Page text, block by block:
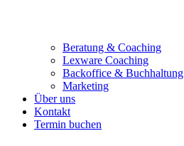
Beratung & Coaching
Lexware Coaching
Backoffice & Buchhaltung
Marketing
Über uns
Kontakt
Termin buchen